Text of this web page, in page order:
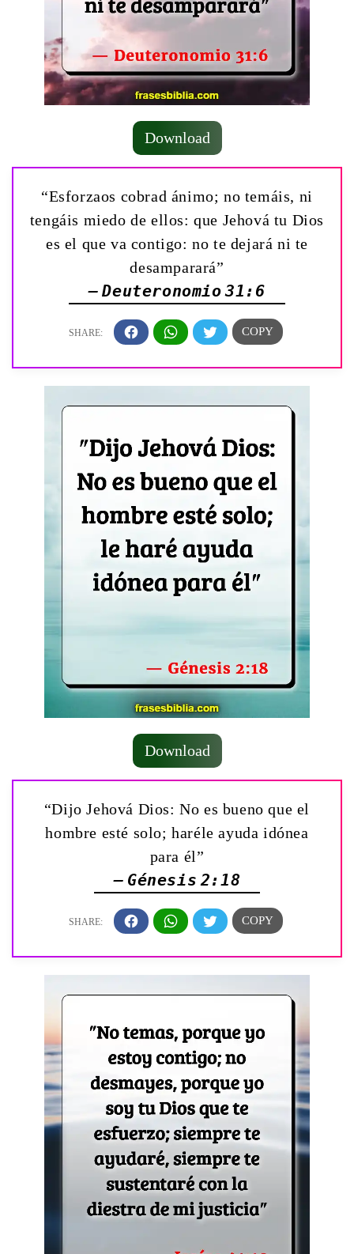
Download
“Esforzaos cobrad ánimo; no temáis, ni
tengáis miedo de ellos: que Jehová tu Dios
es el que va contigo: no te dejará ni te
desamparará”
— Deuteronomio 31:6
Download
“Dijo Jehová Dios: No es bueno que el
hombre esté solo; haréle ayuda idónea
para él”
— Génesis 2:18